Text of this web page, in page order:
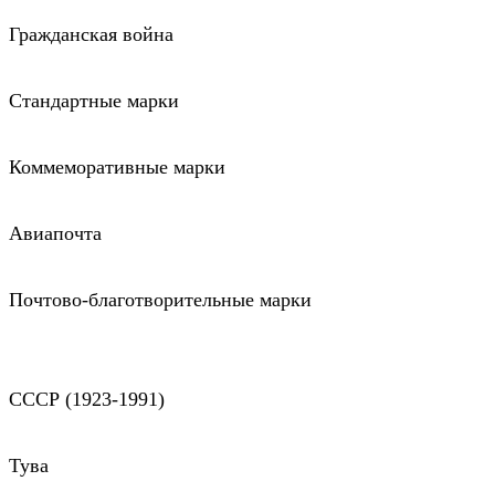
Гражданская война
Стандартные марки
Коммеморативные марки
Авиапочта
Почтово-благотворительные марки
СССР (1923-1991)
Тува